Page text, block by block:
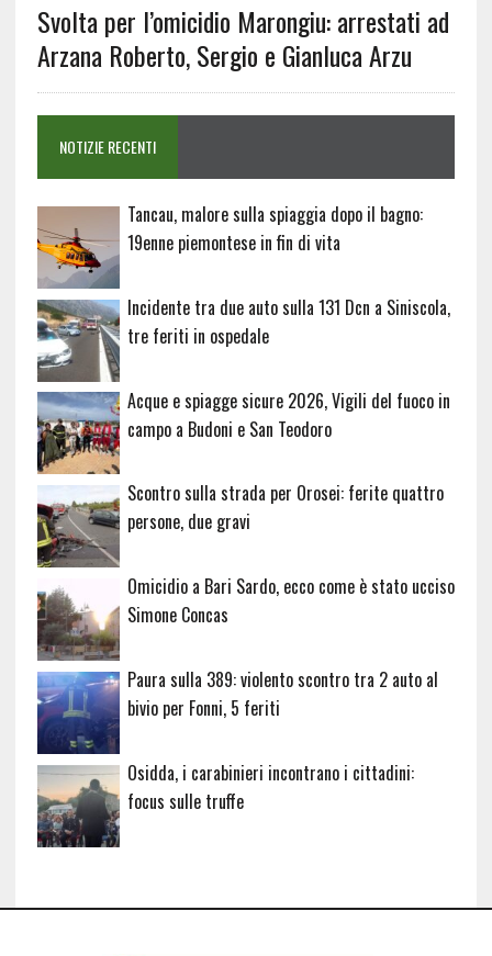
Svolta per l’omicidio Marongiu: arrestati ad
Arzana Roberto, Sergio e Gianluca Arzu
NOTIZIE RECENTI
Tancau, malore sulla spiaggia dopo il bagno:
19enne piemontese in fin di vita
Incidente tra due auto sulla 131 Dcn a Siniscola,
tre feriti in ospedale
Acque e spiagge sicure 2026, Vigili del fuoco in
campo a Budoni e San Teodoro
Scontro sulla strada per Orosei: ferite quattro
persone, due gravi
Omicidio a Bari Sardo, ecco come è stato ucciso
Simone Concas
Paura sulla 389: violento scontro tra 2 auto al
bivio per Fonni, 5 feriti
Osidda, i carabinieri incontrano i cittadini:
focus sulle truffe